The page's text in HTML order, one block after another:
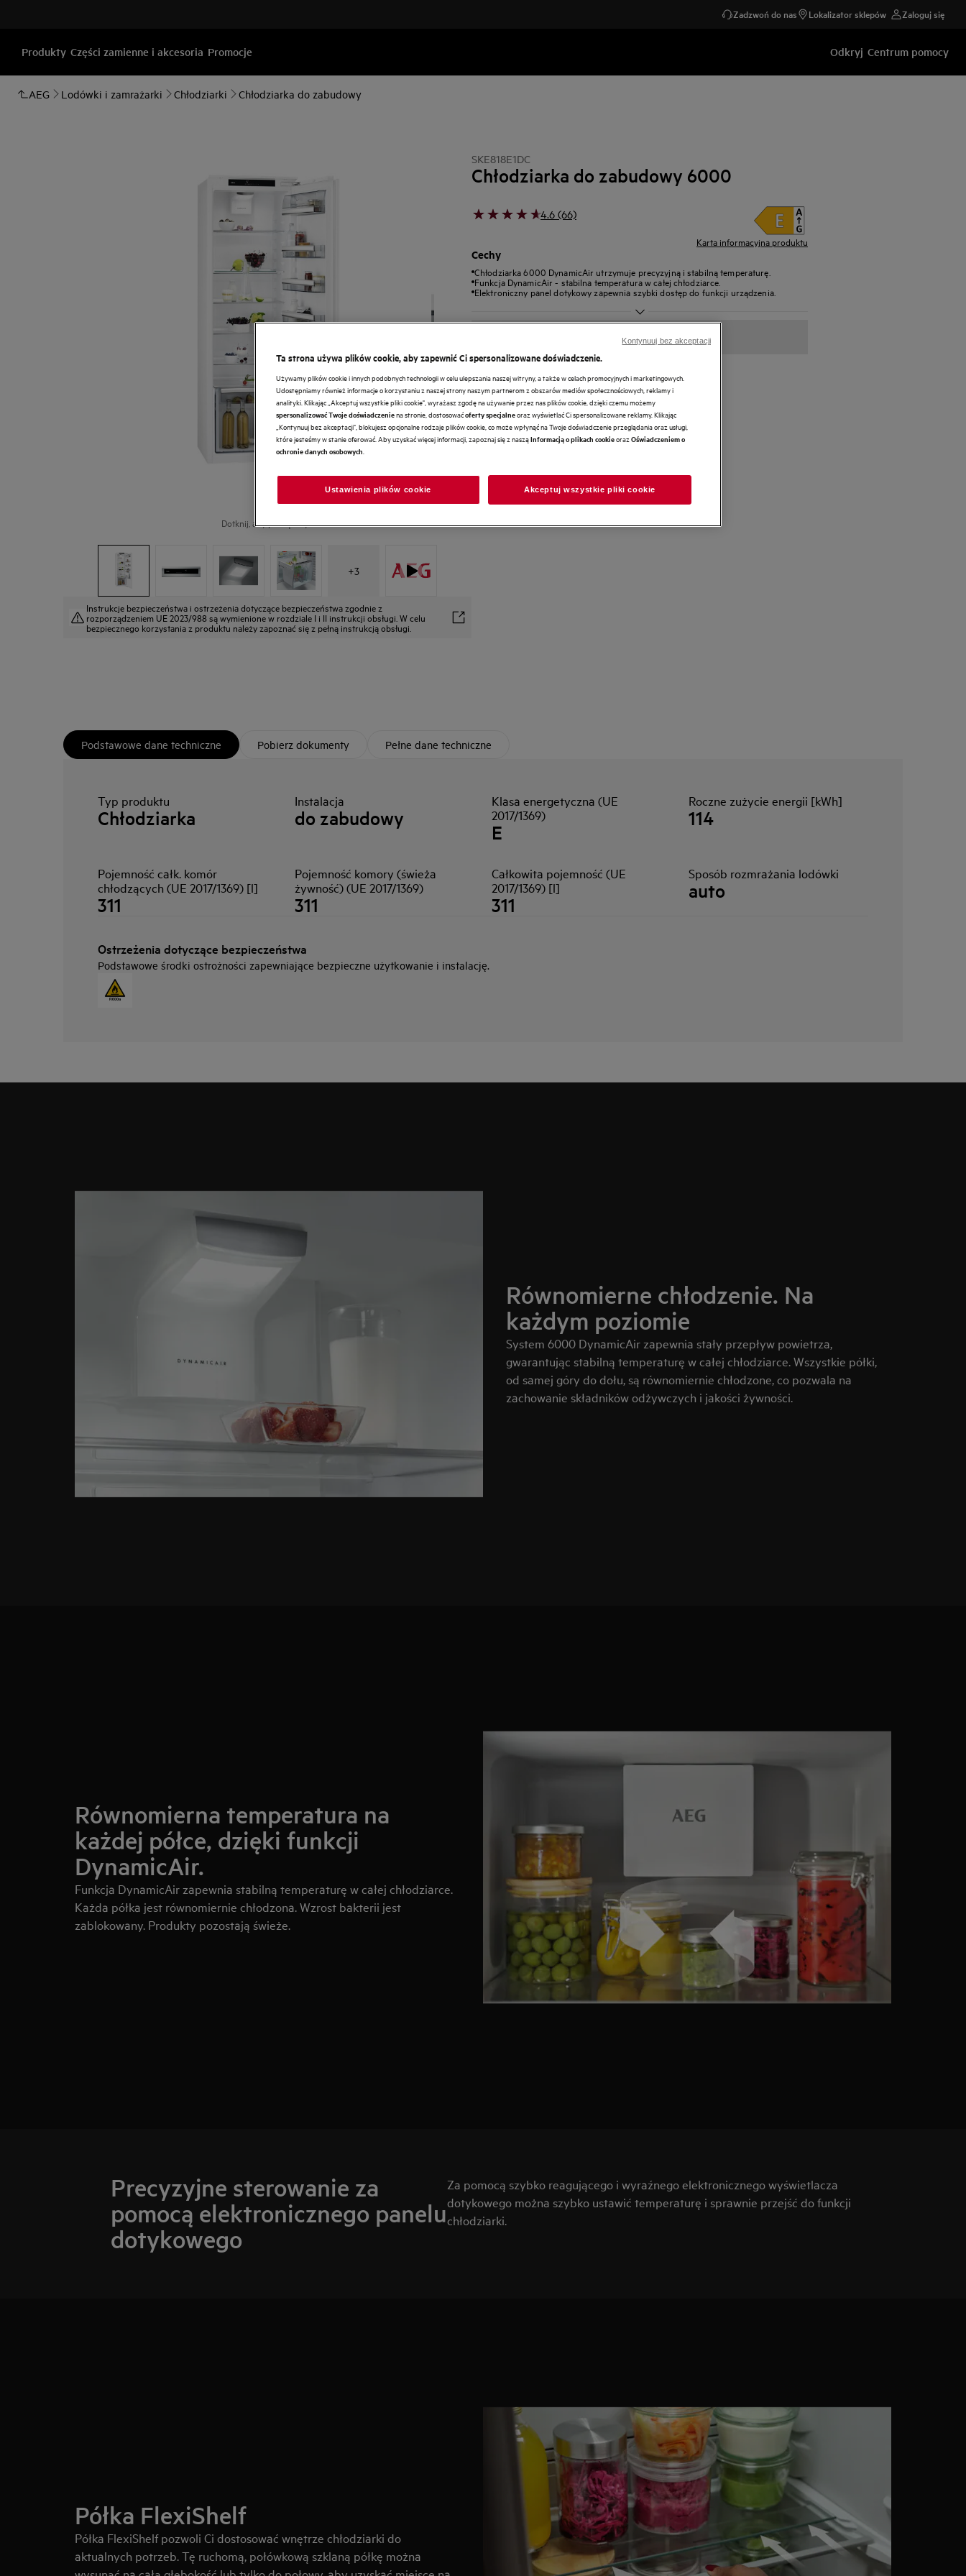
Zadzwoń do nas Lokalizator sklepów Zaloguj się
Produkty Części zamienne i akcesoria Promocje Odkryj Centrum pomocy
AEG Lodówki i zamrażarki Chłodziarki Chłodziarka do zabudowy
Dotknij, aby powiększyć.
+3
Instrukcje bezpieczeństwa i ostrzeżenia dotyczące bezpieczeństwa zgodnie z
rozporządzeniem UE 2023/988 są wymienione w rozdziale I i II instrukcji obsługi. W celu
bezpiecznego korzystania z produktu należy zapoznać się z pełną instrukcją obsługi.
SKE818E1DC
Chłodziarka do zabudowy 6000
4.6 (66)
Karta informacyjna produktu
Cechy
Chłodziarka 6000 DynamicAir utrzymuje precyzyjną i stabilną temperaturę.
Funkcja DynamicAir - stabilna temperatura w całej chłodziarce.
Elektroniczny panel dotykowy zapewnia szybki dostęp do funkcji urządzenia.
Podstawowe dane techniczne Pobierz dokumenty Pełne dane techniczne
Typ produktu
Chłodziarka
Instalacja
do zabudowy
Klasa energetyczna (UE
2017/1369)
E
Roczne zużycie energii [kWh]
114
Pojemność całk. komór
chłodzących (UE 2017/1369) [l]
311
Pojemność komory (świeża
żywność) (UE 2017/1369)
311
Całkowita pojemność (UE
2017/1369) [l]
311
Sposób rozmrażania lodówki
auto
Ostrzeżenia dotyczące bezpieczeństwa
Podstawowe środki ostrożności zapewniające bezpieczne użytkowanie i instalację.
Równomierne chłodzenie. Na
każdym poziomie
System 6000 DynamicAir zapewnia stały przepływ powietrza,
gwarantując stabilną temperaturę w całej chłodziarce. Wszystkie półki,
od samej góry do dołu, są równomiernie chłodzone, co pozwala na
zachowanie składników odżywczych i jakości żywności.
Równomierna temperatura na
każdej półce, dzięki funkcji
DynamicAir.
Funkcja DynamicAir zapewnia stabilną temperaturę w całej chłodziarce.
Każda półka jest równomiernie chłodzona. Wzrost bakterii jest
zablokowany. Produkty pozostają świeże.
Precyzyjne sterowanie za
pomocą elektronicznego panelu
dotykowego
Za pomocą szybko reagującego i wyraźnego elektronicznego wyświetlacza
dotykowego można szybko ustawić temperaturę i sprawnie przejść do funkcji
chłodziarki.
Półka FlexiShelf
Półka FlexiShelf pozwoli Ci dostosować wnętrze chłodziarki do
aktualnych potrzeb. Tę ruchomą, połówkową szklaną półkę można
Ta strona używa plików cookie, aby zapewnić Ci spersonalizowane doświadczenie.
Używamy plików cookie i innych podobnych technologii w celu ulepszania naszej witryny, a także w celach promocyjnych i marketingowych.
Udostępniamy również informacje o korzystaniu z naszej strony naszym partnerom z obszarów mediów społecznościowych, reklamy i
analityki. Klikając „Akceptuj wszystkie pliki cookie", wyrażasz zgodę na używanie przez nas plików cookie, dzięki czemu możemy
spersonalizować Twoje doświadczeniena stronie, dostosowaćoferty specjalneoraz wyświetlać Ci spersonalizowane reklamy. Klikając
„Kontynuuj bez akceptacji", blokujesz opcjonalne rodzaje plików cookie, co może wpłynąć na Twoje doświadczenie przeglądania oraz usługi,
które jesteśmy w stanie oferować. Aby uzyskać więcej informacji, zapoznaj się z nasząInformacją o plikach cookieoraz Oświadczeniem o
ochronie danych osobowych
Ustawienia plików cookie Akceptuj wszystkie pliki cookie
Kontynuuj bez akceptacji